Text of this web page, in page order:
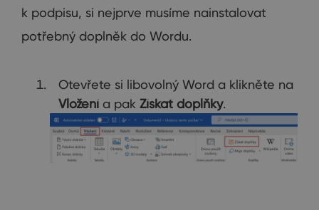
k podpisu, si nejprve musíme nainstalovat
potřebný doplněk do Wordu.
Otevřete si libovolný Word a klikněte na
Vložení a pak Získat doplňky.